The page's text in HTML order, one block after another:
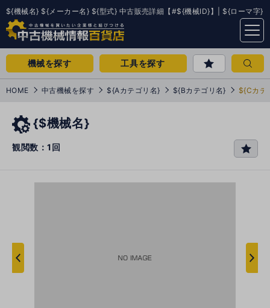
${機械名} ${メーカー名} ${型式} 中古販売詳細【#${機械ID}】| ${ローマ字}
menu
機械を探す 工具を探す
HOME 中古機械を探す ${Aカテゴリ名} ${Bカテゴリ名} ${Cカテ
{$機械名}
観閲数：1回
favo